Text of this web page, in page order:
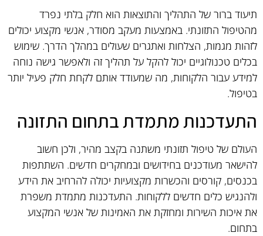
תיעוד ברור של התהליך והתוצאות הוא חלק בלתי נפרד
מהטיפול התזונתי. באמצעות מעקב מסודר, אנשי מקצוע יכולים
לזהות מגמות, הצלחות ואתגרים שעולים במהלך הדרך. שימוש
בכלים טכנולוגיים יכול להקל על תהליך זה ולאפשר גישה נוחה
למידע עבור הלקוחות, מה שמעודד אותם לקחת חלק פעיל יותר
בטיפול.
התעדכנות מתמדת בתחום התזונה
העולם של טיפול תזונתי משתנה בקצב מהיר, ולכן חשוב
להישאר מעודכנים בחידושים ובמחקרים חדשים. השתתפות
בכנסים, קורסים והכשרות מקצועיות יכולה להרחיב את הידע
ולהנגיש כלים חדשים ללקוחות. התעדכנות מתמדת משפרת
את איכות השירות ומחזקת את האמינות של אנשי המקצוע
בתחום.